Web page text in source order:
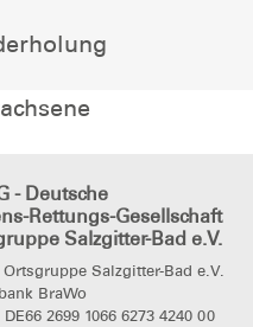
- Deutsche
Rettungs-Gesellschaft
Salzgitter-Bad e.V.
Ortsgruppe Salzgitter-Bad e.V.
BraWo
2699 1066 6273 4240 00